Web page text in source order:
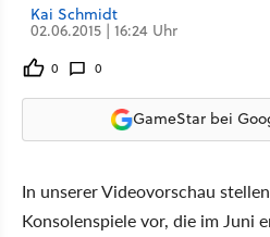
Kai Schmidt
02.06.2015 | 16:24 Uhr
0 0
GameStar bei
In unserer Videovorschau
Konsolenspiele vor, die im Juni